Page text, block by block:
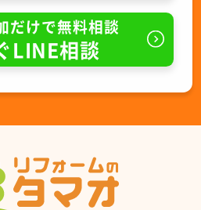
だけで無料相談
LINE相談